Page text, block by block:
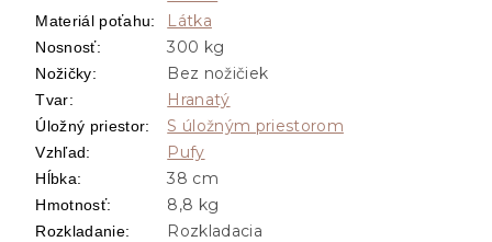
Materiál poťahu: Látka
Nosnosť: 300 kg
Nožičky: Bez nožičiek
Tvar: Hranatý
Úložný priestor: S úložným priestorom
Vzhľad: Pufy
Hĺbka: 38 cm
Hmotnosť: 8,8 kg
Rozkladanie: Rozkladacia